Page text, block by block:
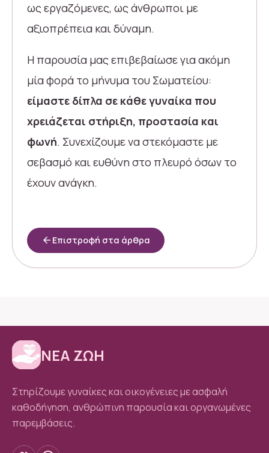
ως εργαζόμενες, ως άνθρωποι με
αξιοπρέπεια και δύναμη.
Η παρουσία μας επιβεβαίωσε για ακόμη
μία φορά το μήνυμα του Σωματείου:
είμαστε δίπλα σε κάθε γυναίκα που
χρειάζεται στήριξη, προστασία και
φωνή. Συνεχίζουμε να στεκόμαστε με
σεβασμό και ευθύνη στο πλευρό όσων το
έχουν ανάγκη.
arrow_back Επιστροφή στα άρθρα
ΝΕΑ ΖΩΗ
Στηρίζουμε γυναίκες και οικογένειες με ασφαλή
καθοδήγηση, ανθρώπινη παρουσία και οργανωμένες
παρεμβάσεις.